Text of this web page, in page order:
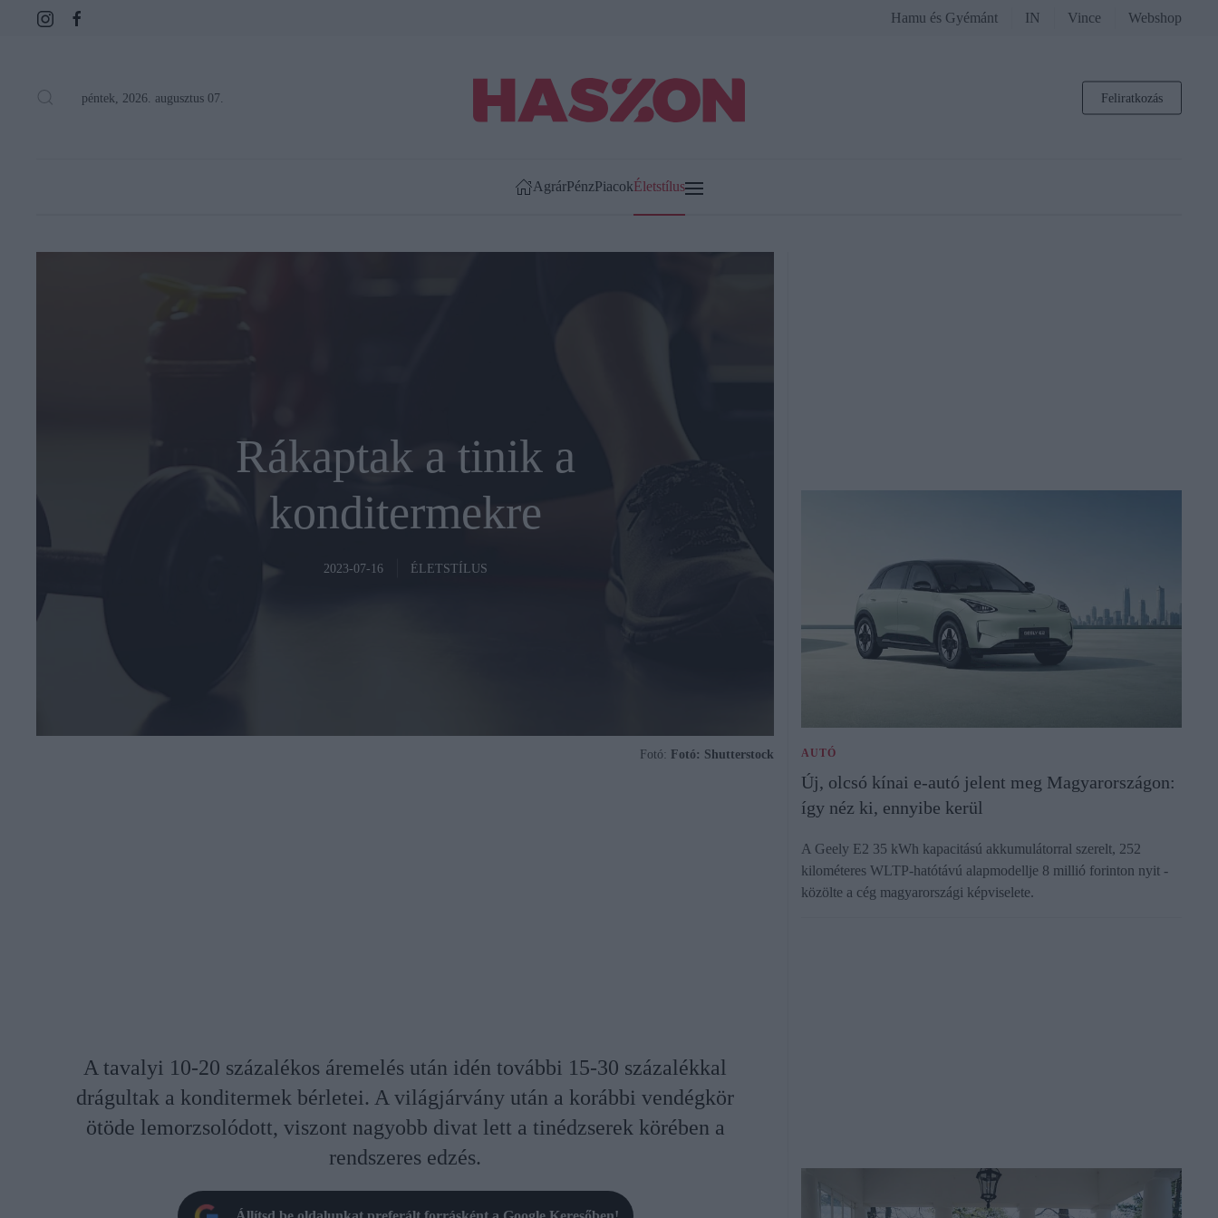
Hamu és Gyémánt IN Vince Webshop
péntek, 2026. augusztus 07. Feliratkozás
AgrárPénzPiacokÉletstílus
Rákaptak a tinik a
konditermekre
2023-07-16 ÉLETSTÍLUS
Fotó: Fotó: Shutterstock
A tavalyi 10-20 százalékos áremelés után idén további 15-30 százalékkal
drágultak a konditermek bérletei. A világjárvány után a korábbi vendégkör
ötöde lemorzsolódott, viszont nagyobb divat lett a tinédzserek körében a
rendszeres edzés.
AUTÓ
Új, olcsó kínai e-autó jelent meg Magyarországon:
így néz ki, ennyibe kerül
A Geely E2 35 kWh kapacitású akkumulátorral szerelt, 252
kilométeres WLTP-hatótávú alapmodellje 8 millió forinton nyit -
közölte a cég magyarországi képviselete.